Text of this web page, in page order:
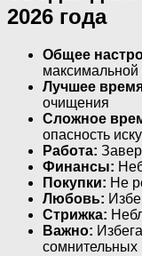
2026 года
Общее
максимальной
Лучшее
очищения
Сложное
опасность
Работа:
Финансы:
Покупки: Не
Любовь:
Стрижка:
Важно: